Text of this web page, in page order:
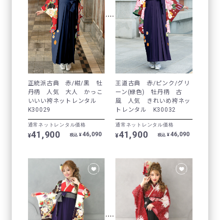
正統派古典 赤/紺/黒 牡
丹柄 人気 大人 かっこ
いいい袴ネットレンタル
K30029
通常ネットレンタル価格
¥41,900 税込 ¥ 46,090
王道古典 赤/ピンク/グリ
ーン(緑色) 牡丹柄 古
風 人気 きれいめ袴ネッ
トレンタル K30032
通常ネットレンタル価格
¥41,900 税込 ¥46,090